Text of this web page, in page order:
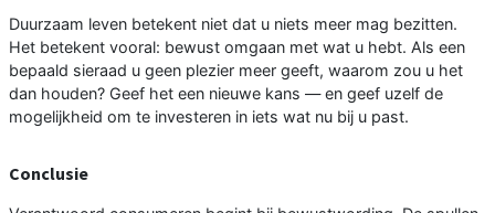
Duurzaam leven betekent niet dat u niets meer mag bezitten.
Het betekent vooral: bewust omgaan met wat u hebt. Als een
bepaald sieraad u geen plezier meer geeft, waarom zou u het
dan houden? Geef het een nieuwe kans — en geef uzelf de
mogelijkheid om te investeren in iets wat nu bij u past.
Conclusie